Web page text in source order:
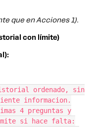
que en Acciones 1).
con límite)
ordenado, sin
informacion.
4 preguntas y
si hace falta: